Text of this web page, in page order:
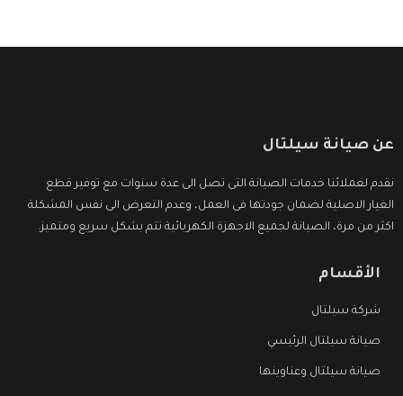
عن صيانة سيلتال
نقدم لعملائنا خدمات الصيانة التى تصل الى عدة سنوات مع توفير قطع
الغيار الاصلية لضمان جودتها فى العمل، وعدم التعرض الى نفس المشكلة
اكثر من مرة، الصيانة لجميع الاجهزة الكهربائية تتم بشكل سريع ومتميز.
الأقسام
شركة سيلتال
صيانة سيلتال الرئيسي
صيانة سيلتال وعناوينها